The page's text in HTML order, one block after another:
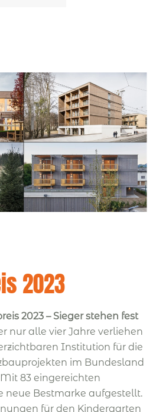
2023
2023 – Sieger stehen fest
nur alle vier Jahre verliehen
Institution für die
im Bundesland
83 eingereichten
neue Bestmarke aufgestellt.
für den Kindergarten